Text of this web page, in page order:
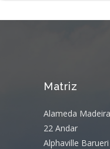
Matriz
Alameda
22 Andar
Alphaville Barueri